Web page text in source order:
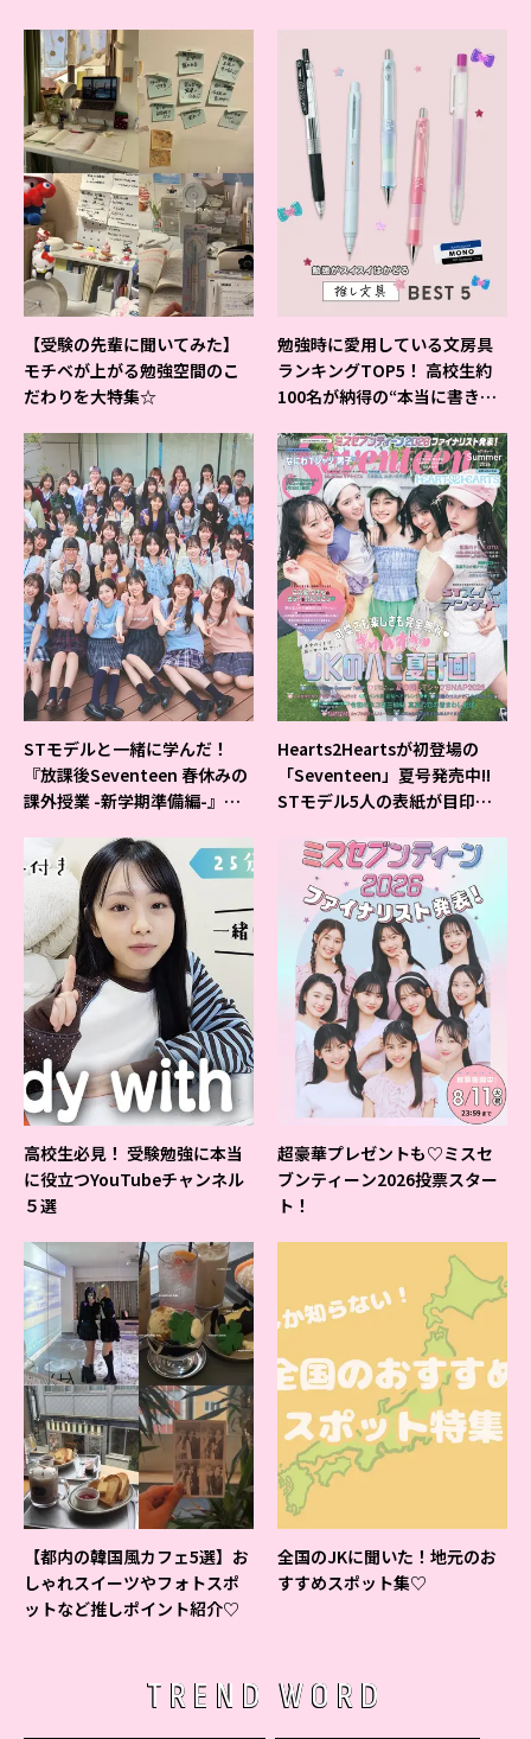
【受験の先輩に聞いてみた】
モチベが上がる勉強空間のこ
だわりを大特集☆
勉強時に愛用している文房具
ランキングTOP5！ 高校生約
100名が納得の“本当に書きや
STモデルと一緒に学んだ！
『放課後Seventeen 春休みの
課外授業 -新学期準備編-』イ
Hearts2Heartsが初登場の
「Seventeen」夏号発売中!!
STモデル5人の表紙が目印だ
高校生必見！ 受験勉強に本当
に役立つYouTubeチャンネル
５選
超豪華プレゼントも♡ミスセ
ブンティーン2026投票スター
ト！
【都内の韓国風カフェ5選】お
しゃれスイーツやフォトスポ
ットなど推しポイント紹介♡
全国のJKに聞いた！地元のお
すすめスポット集♡
TREND WORD